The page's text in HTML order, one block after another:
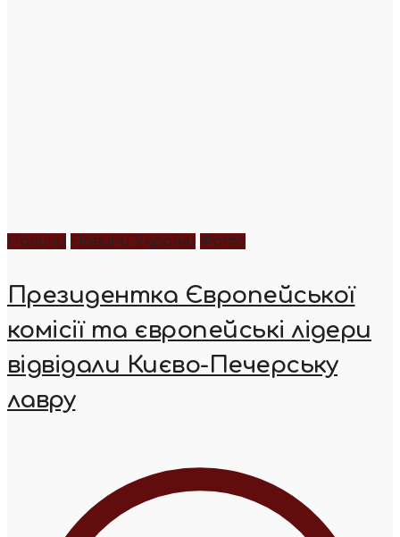
Новини Новини України Фото
Президентка Європейської
комісії та європейські лідери
відвідали Києво-Печерську
лавру